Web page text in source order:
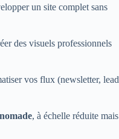
un site complet sans
des visuels professionnels
vos flux (newsletter, lead
, à échelle réduite mais